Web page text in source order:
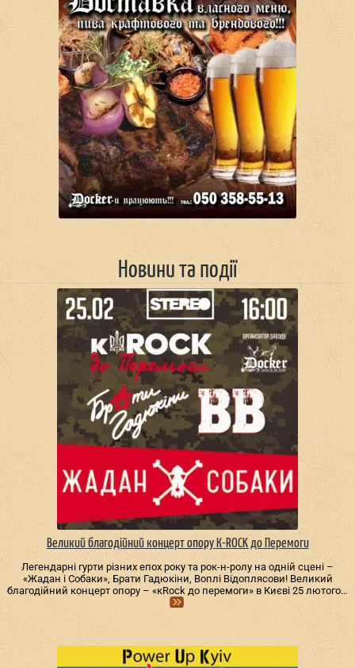
Новини та події
Великий благодійний концерт опору К-ROCK до Перемоги
Легендарні гурти різних епох року та рок-н-ролу на одній сцені –
«Жадан і Собаки», Брати Гадюкіни, Воплі Відоплясови! Великий
благодійний концерт опору – «кRock до перемоги» в Києві 25 лютого…